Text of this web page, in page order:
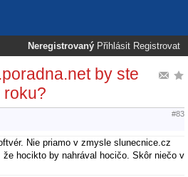
Neregistrovaný Přihlásit Registrovat
by ste
roku?
#83
Nie priamo v zmysle slunecnice.cz
hocikto by nahrával hocičo. Skôr niečo v